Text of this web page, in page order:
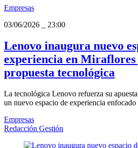
Empresas
03/06/2026
23:00
Lenovo inaugura nuevo
experiencia en
propuesta tecnológica
La tecnológica Lenovo refuerza su
un nuevo espacio de experiencia
Empresas
Redacción Gestión